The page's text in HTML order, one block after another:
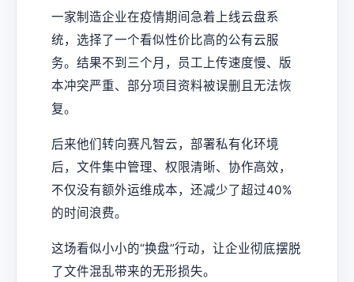
一家制造企业在疫情期间急着上线云盘系
统，选择了一个看似性价比高的公有云服
务。结果不到三个月，员工上传速度慢、版
本冲突严重、部分项目资料被误删且无法恢
复。
后来他们转向赛凡智云，部署私有化环境
后，文件集中管理、权限清晰、协作高效，
不仅没有额外运维成本，还减少了超过40%
的时间浪费。
这场看似小小的“换盘”行动，让企业彻底摆脱
了文件混乱带来的无形损失。